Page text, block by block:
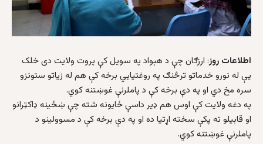
اطلاعات روز: ارزګان چې د هېواد په سویل کې پروت ولايت دی خلک
يې له نورو خدماتو ترڅنګ په روغتيايي برخه کې هم له زياتو ستونزو
سره مخ دي او په دې برخه کې د پاملرنې غوښتنه کوي.
په دغه ولايت کې اوس هم ډير داسې ځايونه شته چې ښځينه ډاکټرانو
او قابيلو ته پکې سخته اړتيا ده او په دې برخه کې د مسوولينو د
پاملرنې غوښتنه کوي.